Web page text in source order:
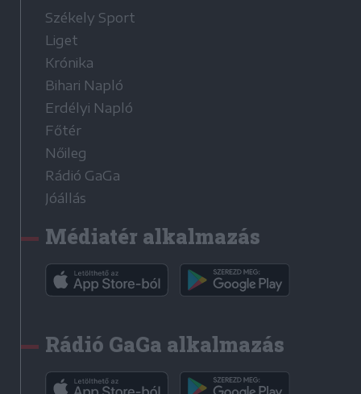
Székely Sport
Liget
Krónika
Bihari Napló
Erdélyi Napló
Főtér
Nőileg
Rádió GaGa
Jóállás
Médiatér alkalmazás
Rádió GaGa alkalmazás